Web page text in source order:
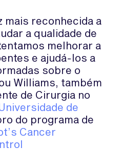
mais reconhecida a
a qualidade de
melhorar a
e ajudá-los a
sobre o
Williams, também
de Cirurgia no
de
do programa de
Cancer